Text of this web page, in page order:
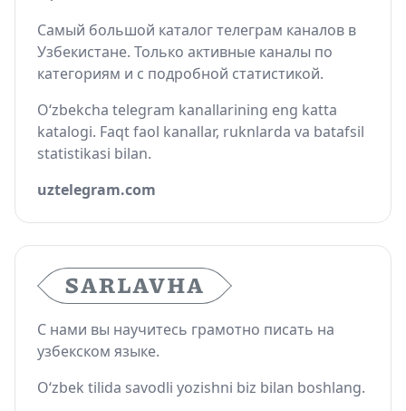
Самый большой каталог телеграм каналов в
Узбекистане. Только активные каналы по
категориям и с подробной статистикой.
O‘zbekcha telegram kanallarining eng katta
katalogi. Faqt faol kanallar, ruknlarda va batafsil
statistikasi bilan.
uztelegram.com
С нами вы научитесь грамотно писать на
узбекском языке.
O‘zbek tilida savodli yozishni biz bilan boshlang.